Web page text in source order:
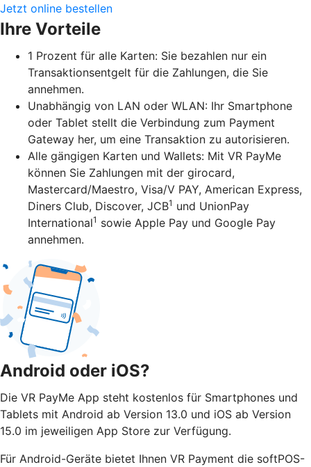
Jetzt online bestellen
Ihre Vorteile
1 Prozent für alle Karten: Sie bezahlen nur ein
Transaktionsentgelt für die Zahlungen, die Sie
annehmen.
Unabhängig von LAN oder WLAN: Ihr Smartphone
oder Tablet stellt die Verbindung zum Payment
Gateway her, um eine Transaktion zu autorisieren.
Alle gängigen Karten und Wallets: Mit VR PayMe
können Sie Zahlungen mit der girocard,
Mastercard/Maestro, Visa/V PAY, American Express,
Diners Club, Discover, JCB1 und UnionPay
International1 sowie Apple Pay und Google Pay
annehmen.
Android oder iOS?
Die VR PayMe App steht kostenlos für Smartphones und
Tablets mit Android ab Version 13.0 und iOS ab Version
15.0 im jeweiligen App Store zur Verfügung.
Für Android-Geräte bietet Ihnen VR Payment die softPOS-